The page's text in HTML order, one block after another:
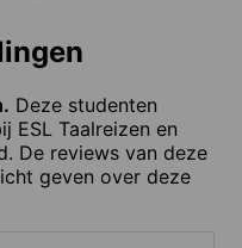
Deze studenten
ESL Taalreizen en
De reviews van deze
geven over deze